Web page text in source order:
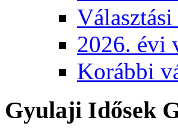
2026. évi
Korábbi
Gyulaji Idősek